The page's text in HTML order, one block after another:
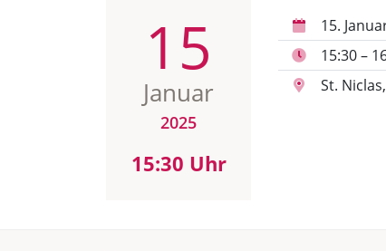
15
Januar
2025
15:30 Uhr
15.
15:30 –
St.